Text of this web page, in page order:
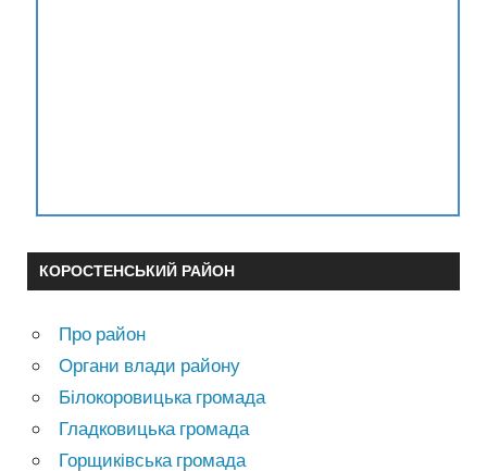
КОРОСТЕНСЬКИЙ РАЙОН
Про район
Органи влади району
Білокоровицька громада
Гладковицька громада
Горщиківська громада